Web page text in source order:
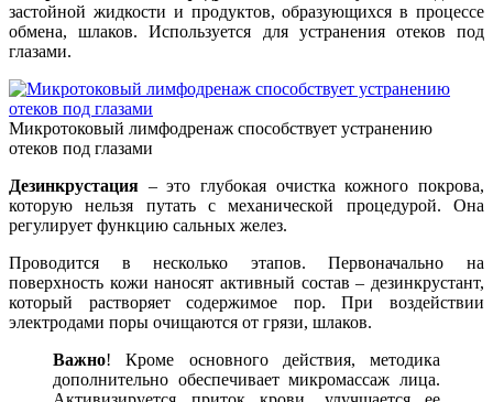
застойной жидкости и продуктов, образующихся в процессе
обмена, шлаков. Используется для устранения отеков под
глазами.
Микротоковый лимфодренаж способствует устранению
отеков под глазами
Дезинкрустация – это глубокая очистка кожного покрова,
которую нельзя путать с механической процедурой. Она
регулирует функцию сальных желез.
Проводится в несколько этапов. Первоначально на
поверхность кожи наносят активный состав – дезинкрустант,
который растворяет содержимое пор. При воздействии
электродами поры очищаются от грязи, шлаков.
Важно! Кроме основного действия, методика
дополнительно обеспечивает микромассаж лица.